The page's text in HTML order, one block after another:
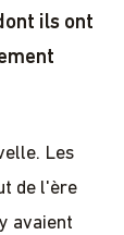
ils ont
Les
de l'ère
avaient